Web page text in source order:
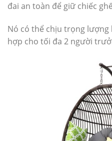
đai an toàn để giữ chiếc
Nó có thể chịu trọng lượng
hợp cho tối đa 2 người